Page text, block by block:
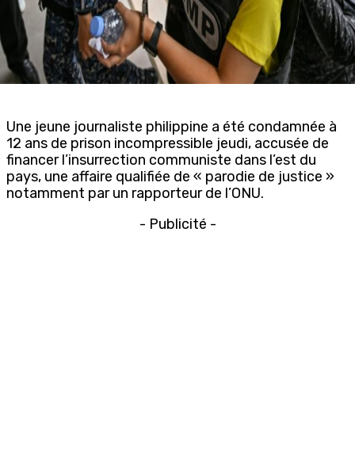
Une jeune journaliste philippine a été condamnée à
12 ans de prison incompressible jeudi, accusée de
financer l’insurrection communiste dans l’est du
pays, une affaire qualifiée de « parodie de justice »
notamment par un rapporteur de l’ONU.
- Publicité -